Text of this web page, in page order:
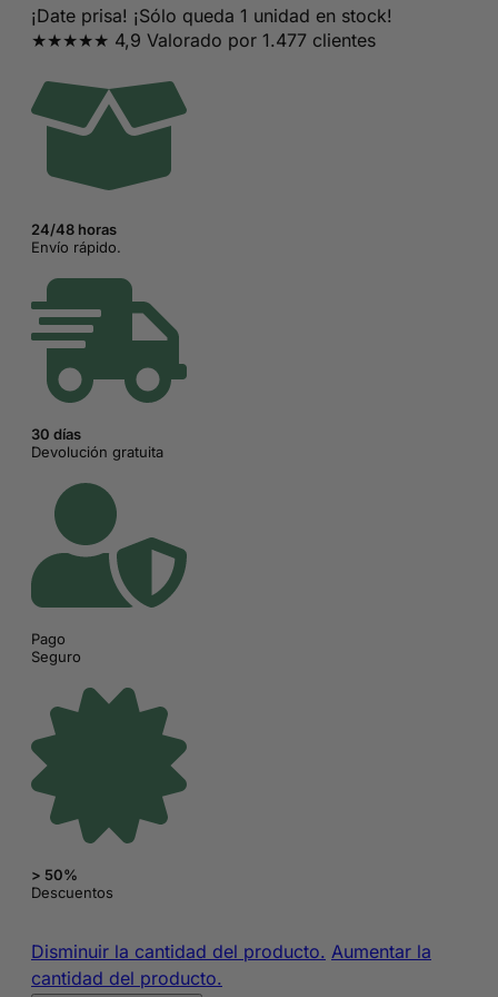
original
era:
48,90€.
actual
es:
17,55€.
¡Date prisa! ¡Sólo queda 1 unidad en stock!
★★★★★ 4,9 Valorado por 1.477 clientes
24/48 horas
Envío rápido.
30 días
Devolución gratuita
Pago
Seguro
> 50%
Descuentos
Disminuir la cantidad del producto. Máscara
Aumentar la
cantidad del producto.